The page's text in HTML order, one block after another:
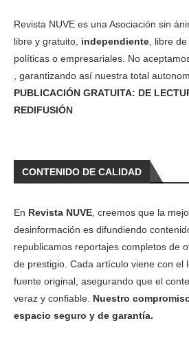
Revista NUVE es una Asociación sin
libre y gratuito, independiente , libre
políticas o empresariales. No
, garantizando así nuestra total
PUBLICACIÓN GRATUITA: DE
REDIFUSIÓN
CONTENIDO DE CALIDAD
En Revista NUVE , creemos que la
desinformación es difundiendo
republicamos reportajes completos de
de prestigio. Cada artículo viene con el
fuente original, asegurando que el
veraz y confiable. Nuestro
espacio seguro y de garantía.